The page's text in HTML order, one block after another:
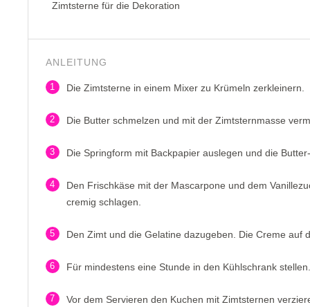
Zimtsterne für die Dekoration
ANLEITUNG
1 Die Zimtsterne in einem Mixer zu Krümeln zerkleinern.
2 Die Butter schmelzen und mit der Zimtsternmasse
3 Die Springform mit Backpapier auslegen und die
4
Den Frischkäse mit der Mascarpone und dem
cremig schlagen.
5 Den Zimt und die Gelatine dazugeben. Die Creme auf
6 Für mindestens eine Stunde in den Kühlschrank stellen.
7 Vor dem Servieren den Kuchen mit Zimtsternen